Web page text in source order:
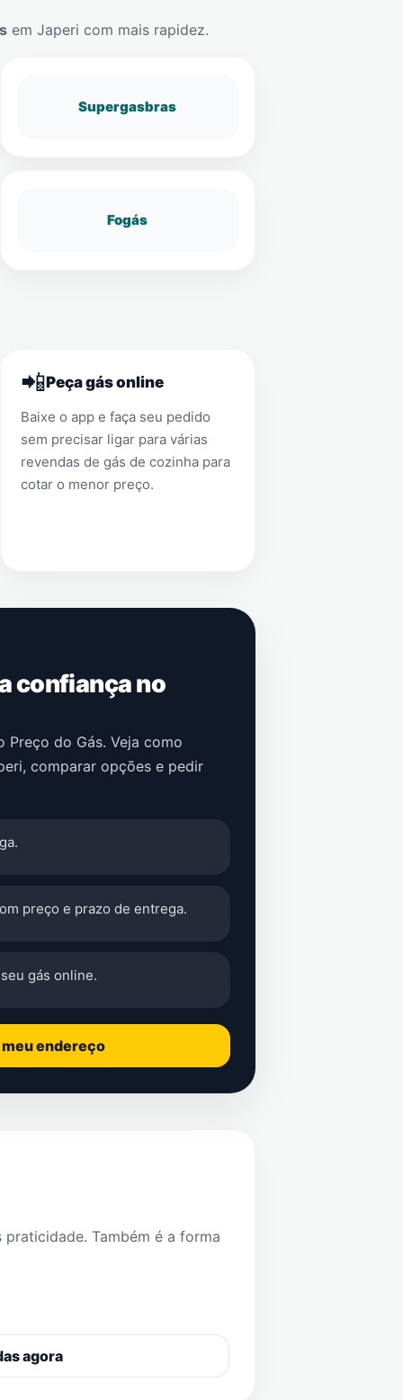
em Japeri com mais rapidez.
Supergasbras
Fogás
📲Peça gás online
Baixe o app e faça seu pedido
sem precisar ligar para várias
revendas de gás de cozinha para
cotar o menor preço.
confiança no
do Gás. Veja como
, comparar opções e pedir
preço e prazo de entrega.
gás online.
endereço
Também é a forma
agora